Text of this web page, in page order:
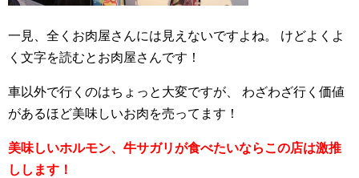
一見、全くお肉屋さんには見えないですよね。
けどよくよ
く文字を読むとお肉屋さんです！
車以外で行くのはちょっと大変ですが、
わざわざ行く価値
があるほど美味しいお肉を売ってます！
美味しいホルモン、牛サガリが食べたいならこの店は激推
しします！